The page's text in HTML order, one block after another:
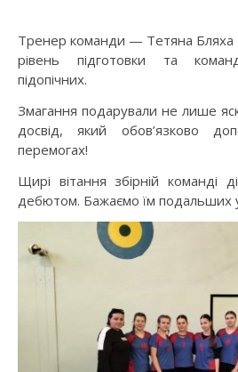
Тренер команди — Тетяна Бляха
рівень підготовки та
підопічних.
Змагання подарували не лише
досвід, який обов’язково
перемогах!
Щирі вітання збірній команді
дебютом. Бажаємо їм подальших